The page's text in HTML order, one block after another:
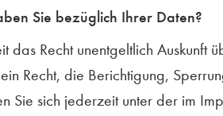
Sie bezüglich Ihrer Daten?
das Recht unentgeltlich
Recht, die Berichtigung,
Sie sich jederzeit unter der im